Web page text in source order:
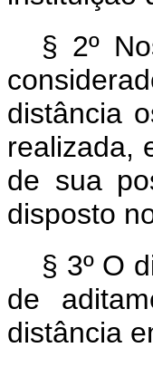
§ 2º
distância
realizada,
de sua
disposto
§ 3º O
de
distância